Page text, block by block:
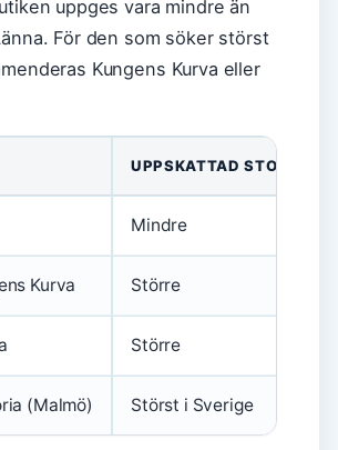
uppges vara mindre än
För den som söker störst
Kungens Kurva eller
UPPSKATTAD STORLEK
Mindre
Kurva Större
Större
(Malmö) Störst i Sverige